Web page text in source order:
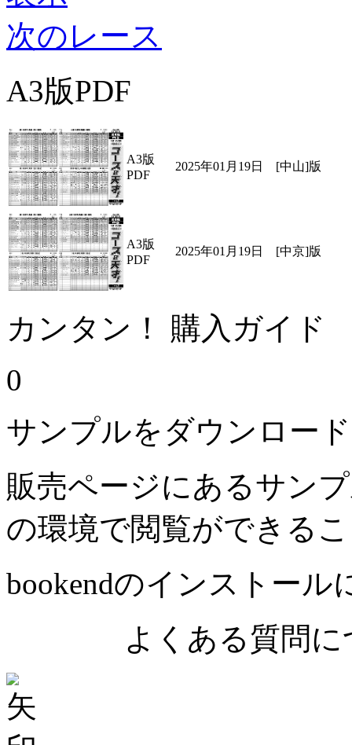
次のレース
A3版PDF
A3版
PDF
2025年01月19日 [中山]版
A3版
PDF
2025年01月19日 [中京]版
カンタン！ 購入ガイド
0
サンプルをダウンロー
販売ページにあるサン
の環境で閲覧ができる
bookendのインストール
よくある質問に